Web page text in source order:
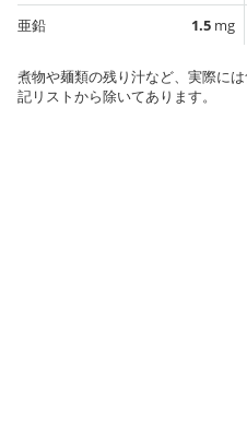
亜鉛
1.5 mg
煮物や麺類の残り汁など、実際に
記リストから除いてあります。